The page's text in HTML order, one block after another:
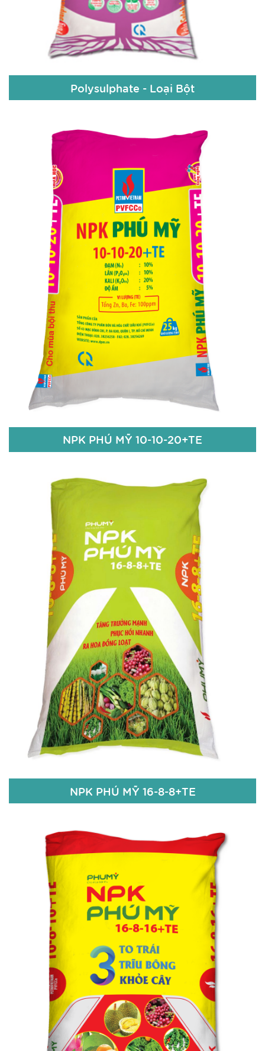
Polysulphate - Loại Bột
Polysulphate - Loại Bột
Chi tiết
NPK PHÚ MỸ 10-10-20+TE
NPK PHÚ MỸ 10-10-20+TE
10% N
10% P2O5
20% K2O
Zn+Fe+Bo: 100 ppm
Chi tiết
NPK PHÚ MỸ 16-8-8+TE
NPK PHÚ MỸ 16-8-8+TE
16% N
8% P2O5
8% K2
O
Fe: 50 ppm; Bo: 50 ppm